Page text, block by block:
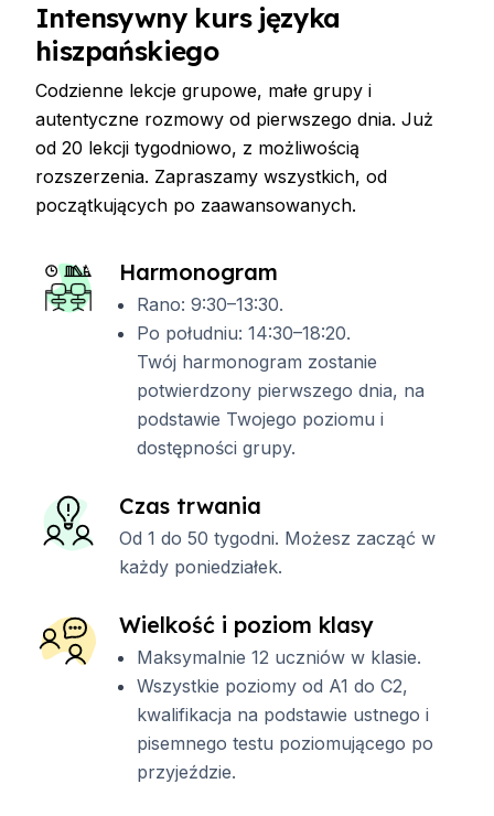
Intensywny kurs języka
hiszpańskiego
Codzienne lekcje grupowe, małe grupy i
autentyczne rozmowy od pierwszego dnia. Już
od 20 lekcji tygodniowo, z możliwością
rozszerzenia. Zapraszamy wszystkich, od
początkujących po zaawansowanych.
Harmonogram
Rano: 9:30–13:30.
Po południu: 14:30–18:20.
Twój harmonogram zostanie
potwierdzony pierwszego dnia, na
podstawie Twojego poziomu i
dostępności grupy.
Czas trwania
Od 1 do 50 tygodni. Możesz zacząć w
każdy poniedziałek.
Wielkość i poziom klasy
Maksymalnie 12 uczniów w klasie.
Wszystkie poziomy od A1 do C2,
kwalifikacja na podstawie ustnego i
pisemnego testu poziomującego po
przyjeździe.